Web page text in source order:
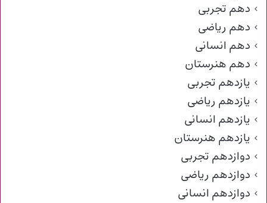
دهم تجربی
دهم ریاضی
دهم انسانی
دهم هنرستان
یازدهم تجربی
یازدهم ریاضی
یازدهم انسانی
یازدهم هنرستان
دوازدهم تجربی
دوازدهم ریاضی
دوازدهم انسانی